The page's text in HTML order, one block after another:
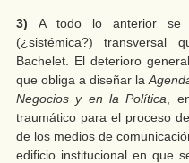
3) A todo lo anterior se
(¿sistémica?) transversal
Bachelet. El deterioro
que obliga a diseñar la
Negocios y en la Política ,
traumático para el proceso
de los medios de
edificio institucional en que